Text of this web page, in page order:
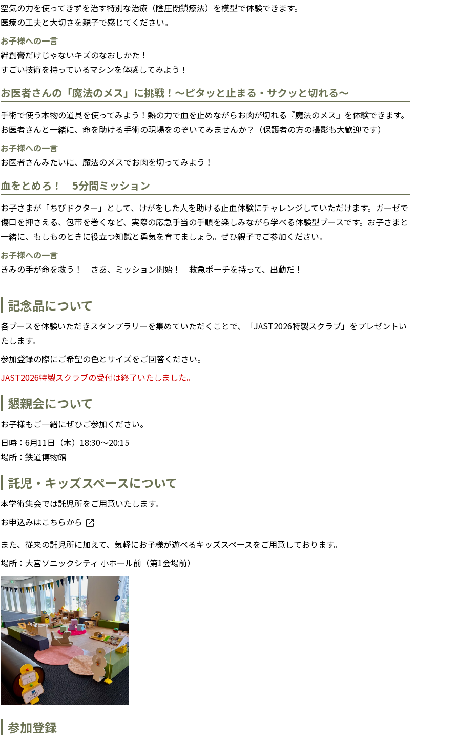
空気の力を使ってきずを治す特別な治療（陰圧閉鎖療法）を模型で体験できます。
医療の工夫と大切さを親子で感じてください。
お子様への一言
絆創膏だけじゃないキズのなおしかた！
すごい技術を持っているマシンを体感してみよう！
お医者さんの「魔法のメス」に挑戦！〜ピタッと止まる・サクッと切れる〜
手術で使う本物の道具を使ってみよう！熱の力で血を止めながらお肉が切れる『魔法のメス』を体験できます。
お医者さんと一緒に、命を助ける手術の現場をのぞいてみませんか？（保護者の方の撮影も大歓迎です）
お子様への一言
お医者さんみたいに、魔法のメスでお肉を切ってみよう！
血をとめろ！ 5分間ミッション
お子さまが「ちびドクター」として、けがをした人を助ける止血体験にチャレンジしていただけます。ガーゼで
傷口を押さえる、包帯を巻くなど、実際の応急手当の手順を楽しみながら学べる体験型ブースです。お子さまと
一緒に、もしものときに役立つ知識と勇気を育てましょう。ぜひ親子でご参加ください。
お子様への一言
きみの手が命を救う！ さあ、ミッション開始！ 救急ポーチを持って、出動だ！
記念品について
各ブースを体験いただきスタンプラリーを集めていただくことで、「JAST2026特製スクラブ」をプレゼントい
たします。
参加登録の際にご希望の色とサイズをご回答ください。
JAST2026特製スクラブの受付は終了いたしました。
懇親会について
お子様もご一緒にぜひご参加ください。
日時： 6月11日（木）18:30〜20:15
場所：鉄道博物館
託児・キッズスペースについて
本学術集会では託児所をご用意いたします。
お申込みはこちらから open_in_new
また、従来の託児所に加えて、気軽にお子様が遊べるキッズスペースをご用意しております。
場所：大宮ソニックシティ 小ホール前（第1会場前）
参加登録